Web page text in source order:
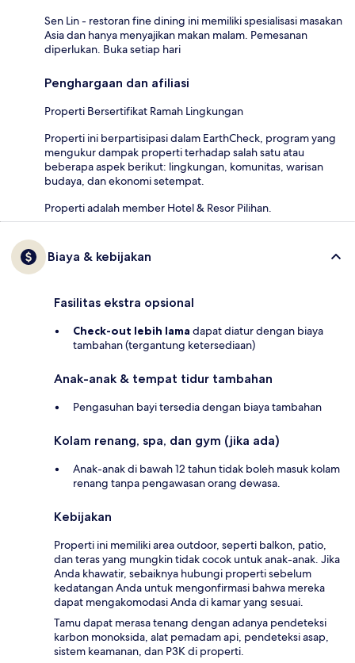
Sen Lin - restoran fine dining ini memiliki spesialisasi masakan
Asia dan hanya menyajikan makan malam. Pemesanan
diperlukan. Buka setiap hari
Penghargaan dan afiliasi
Properti Bersertifikat Ramah Lingkungan
Properti ini berpartisipasi dalam EarthCheck, program yang
mengukur dampak properti terhadap salah satu atau
beberapa aspek berikut: lingkungan, komunitas, warisan
budaya, dan ekonomi setempat.
Properti adalah member Hotel & Resor Pilihan.
Biaya & kebijakan
Fasilitas ekstra opsional
Check-out lebih lama dapat diatur dengan biaya
tambahan (tergantung ketersediaan)
Anak-anak & tempat tidur tambahan
Pengasuhan bayi tersedia dengan biaya tambahan
Kolam renang, spa, dan gym (jika ada)
Anak-anak di bawah 12 tahun tidak boleh masuk kolam
renang tanpa pengawasan orang dewasa.
Kebijakan
Properti ini memiliki area outdoor, seperti balkon, patio,
dan teras yang mungkin tidak cocok untuk anak-anak. Jika
Anda khawatir, sebaiknya hubungi properti sebelum
kedatangan Anda untuk mengonfirmasi bahwa mereka
dapat mengakomodasi Anda di kamar yang sesuai.
Tamu dapat merasa tenang dengan adanya pendeteksi
karbon monoksida, alat pemadam api, pendeteksi asap,
sistem keamanan, dan P3K di properti.